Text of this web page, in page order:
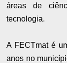
áreas de
tecnologia.
A FECTmat é
anos no